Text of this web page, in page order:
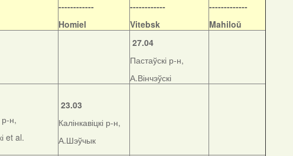
------------
Homiel
------------
Vitebsk
-------------
Mahiloŭ
27.04
Пастаўскі р-н,
А.Вінчэўскі
р-н,
et al.
23.03
Калінкавіцкі р-н,
А.Шэўчык